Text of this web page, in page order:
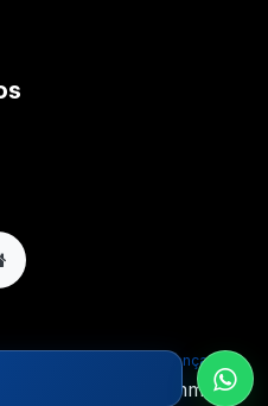
S.L. Français
Open Source eCommerce